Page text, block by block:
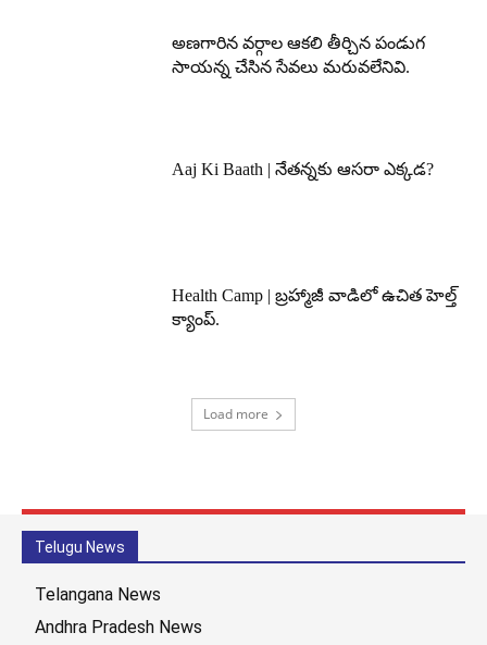
అణగారిన వర్గాల ఆకలి తీర్చిన పండుగ
సాయన్న చేసిన సేవలు మరువలేనివి.
Aaj Ki Baath | నేతన్నకు ఆసరా ఎక్కడ?
Health Camp | బ్రహ్మాజీ వాడిలో ఉచిత హెల్త్
క్యాంప్.
Load more
Telugu News
Telangana News
Andhra Pradesh News